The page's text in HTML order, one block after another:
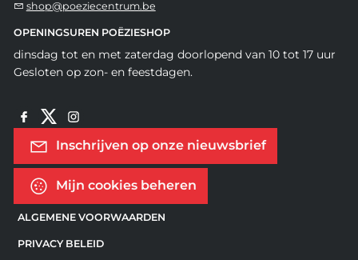
shop@poeziecentrum.be
OPENINGSUREN POËZIESHOP
dinsdag tot en met zaterdag doorlopend van 10 tot 17 uur
Gesloten op zon- en feestdagen.
Inschrijven op onze nieuwsbrief
Mijn cookies beheren
ALGEMENE VOORWAARDEN
PRIVACY BELEID